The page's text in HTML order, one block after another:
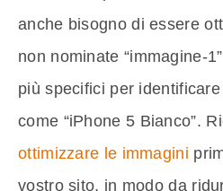
anche bisogno di essere
non nominate “immagine-
più specifici per
come “iPhone 5 Bianco”.
ottimizzare le immagini
vostro sito, in modo da